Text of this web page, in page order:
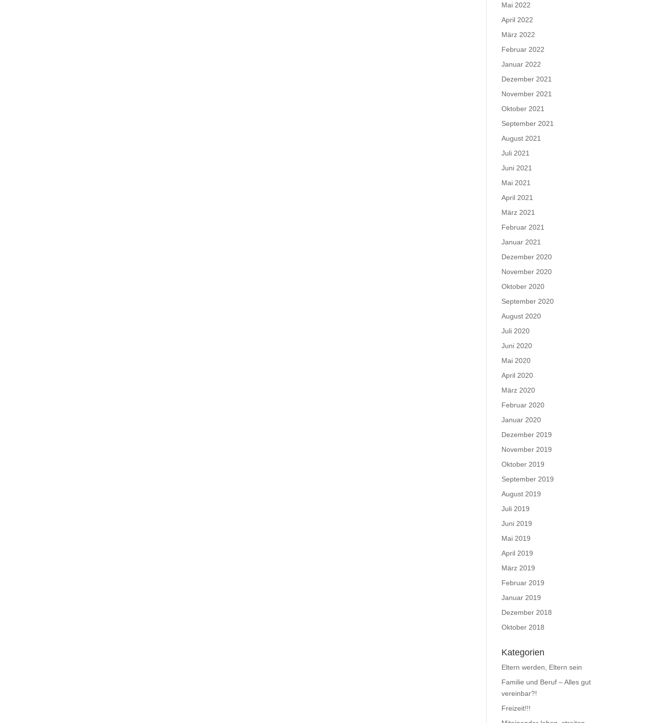
Mai 2022
April 2022
März 2022
Februar 2022
Januar 2022
Dezember 2021
November 2021
Oktober 2021
September 2021
August 2021
Juli 2021
Juni 2021
Mai 2021
April 2021
März 2021
Februar 2021
Januar 2021
Dezember 2020
November 2020
Oktober 2020
September 2020
August 2020
Juli 2020
Juni 2020
Mai 2020
April 2020
März 2020
Februar 2020
Januar 2020
Dezember 2019
November 2019
Oktober 2019
September 2019
August 2019
Juli 2019
Juni 2019
Mai 2019
April 2019
März 2019
Februar 2019
Januar 2019
Dezember 2018
Oktober 2018
Kategorien
Eltern werden, Eltern sein
Familie und Beruf – Alles gut
vereinbar?!
Freizeit!!!